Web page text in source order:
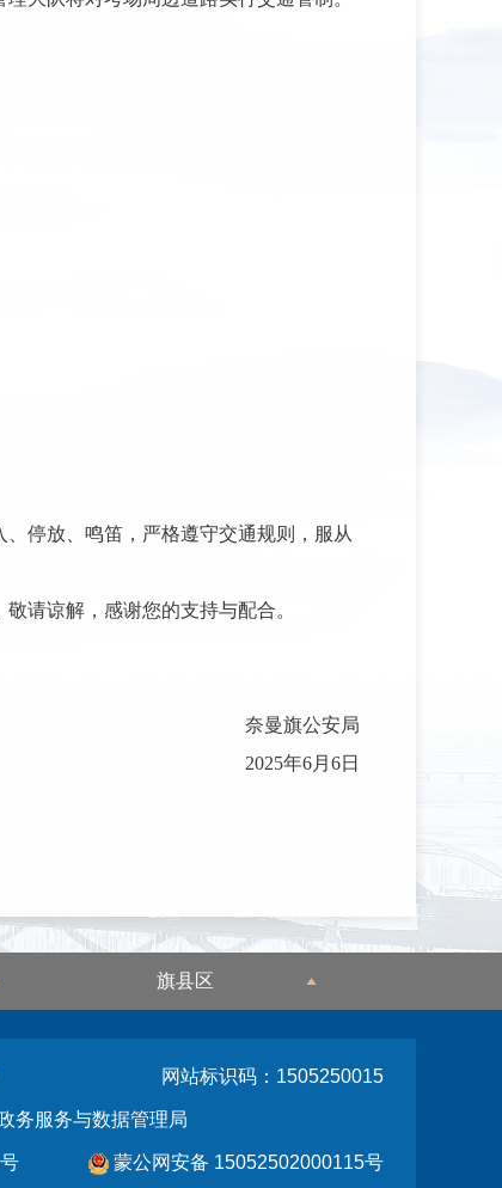
停放、鸣笛，严格遵守交通规则，服从
请谅解，感谢您的支持与配合。
奈曼旗公安局
2025年6月6日
旗县区
网站标识码：1505250015
务服务与数据管理局
蒙公网安备 15052502000115号